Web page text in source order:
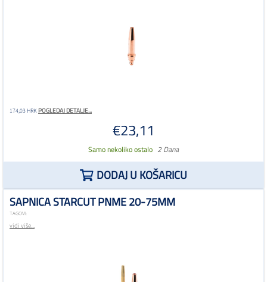
174,03 HRKPOGLEDAJ DETALJE...
€23,11
Samo nekoliko ostalo 2 Dana
DODAJ U KOŠARICU
SAPNICA STARCUT PNME 20-75MM
TAGOVI:
vidi više...